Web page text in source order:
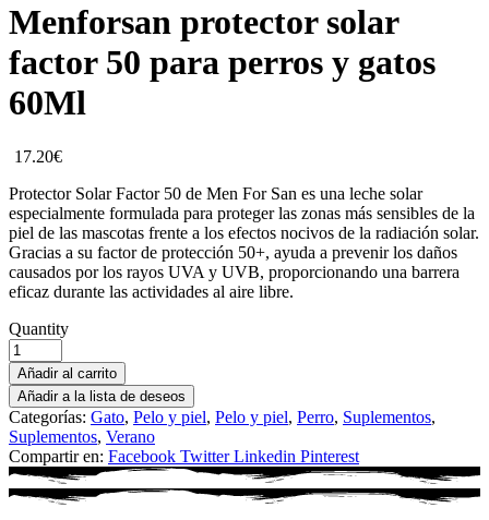
Menforsan protector solar
factor 50 para perros y gatos
60Ml
17.20€
Protector Solar Factor 50 de Men For San es una leche solar
especialmente formulada para proteger las zonas más sensibles de la
piel de las mascotas frente a los efectos nocivos de la radiación solar.
Gracias a su factor de protección 50+, ayuda a prevenir los daños
causados por los rayos UVA y UVB, proporcionando una barrera
eficaz durante las actividades al aire libre.
Quantity
Añadir al carrito
Añadir a la lista de deseos
Categorías: Gato, Pelo y piel, Pelo y piel, Perro, Suplementos,
Suplementos, Verano
Compartir en: Facebook Twitter Linkedin Pinterest